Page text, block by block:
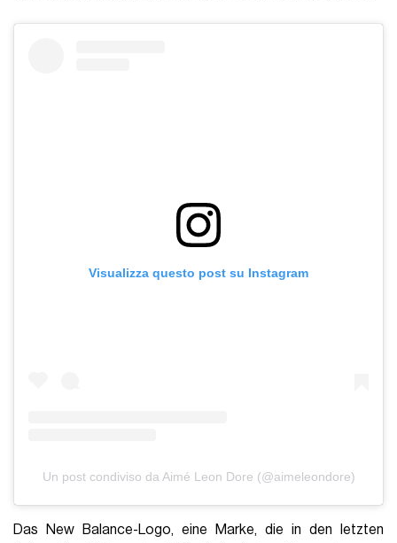
Visualizza questo post su Instagram
Un post condiviso da Aimé Leon Dore (@aimeleondore)
Das New Balance-Logo, eine Marke, die in den letzten